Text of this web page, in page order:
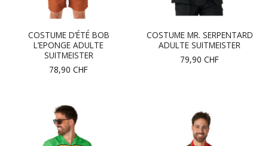
COSTUME D’ÉTÉ BOB
L’EPONGE ADULTE
SUITMEISTER
78,90 CHF
COSTUME MR. SERPENTARD
ADULTE SUITMEISTER
79,90 CHF